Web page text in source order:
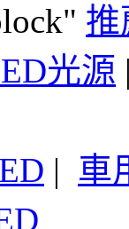
推
光源
| 車